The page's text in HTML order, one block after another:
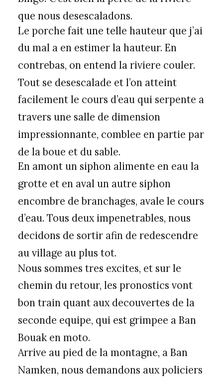
que nous desescaladons.
Le porche fait une telle hauteur que j’ai
du mal a en estimer la hauteur. En
contrebas, on entend la riviere couler.
Tout se desescalade et l’on atteint
facilement le cours d’eau qui serpente a
travers une salle de dimension
impressionnante, comblee en partie par
de la boue et du sable.
En amont un siphon alimente en eau la
grotte et en aval un autre siphon
encombre de branchages, avale le cours
d’eau. Tous deux impenetrables, nous
decidons de sortir afin de redescendre
au village au plus tot.
Nous sommes tres excites, et sur le
chemin du retour, les pronostics vont
bon train quant aux decouvertes de la
seconde equipe, qui est grimpee a Ban
Bouak en moto.
Arrive au pied de la montagne, a Ban
Namken, nous demandons aux policiers